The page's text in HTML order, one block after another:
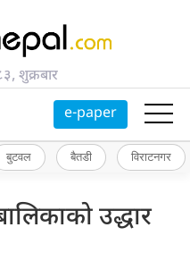
शुक्रबार
e-paper
बुटवल बैतडी विराटनगर
उद्धार